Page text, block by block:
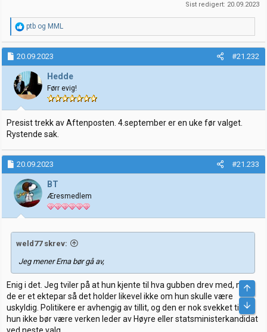
Sist redigert: 20.09.2023
R
e
a
k
s
j
o
n
e
r
:
ptb og MML
20.09.2023 #21.232
Hedde
Førr evig!
Presist trekk av Aftenposten. 4.september er en uke før valget.
Rystende sak.
20.09.2023 #21.233
BT
Æresmedlem
weld77 skrev:
Jeg mener Erna bør gå av,
Enig i det. Jeg tviler på at hun kjente til hva gubben drev med, men
de er et ektepar så det holder likevel ikke om hun skulle være
uskyldig. Politikere er avhengig av tillit, og den er nok svekket til at
hun ikke bør være verken leder av Høyre eller statsministerkandidat
Topp
Bunn